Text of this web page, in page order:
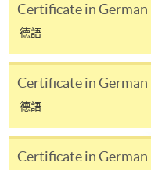
免使用支票付款。
除由學院裁定的特
而取消）之外，一
支票或繳費靈（只限
以支票退款；以信
到支付款項時使用的
Certificate in
德語
Certificate in
德語
Certificate in German